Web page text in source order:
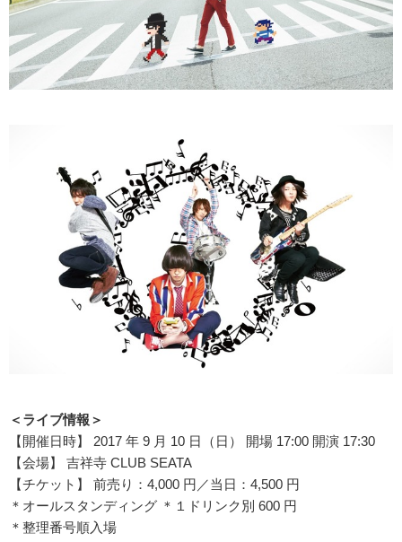
＜ライブ情報＞
【開催日時】 2017 年 9 月 10 日（日） 開場 17:00 開演 17:30
【会場】 吉祥寺 CLUB SEATA
【チケット】 前売り：4,000 円／当日：4,500 円
＊オールスタンディング ＊１ドリンク別 600 円
＊整理番号順入場